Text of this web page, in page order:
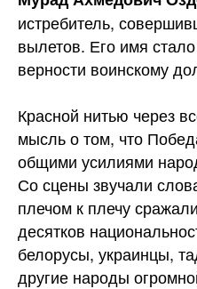
истребитель,
вылетов. Его имя
верности воинскому
Красной нитью через
мысль о том, что
общими усилиями
Со сцены звучали
плечом к плечу
десятков
белорусы, украинцы,
другие народы